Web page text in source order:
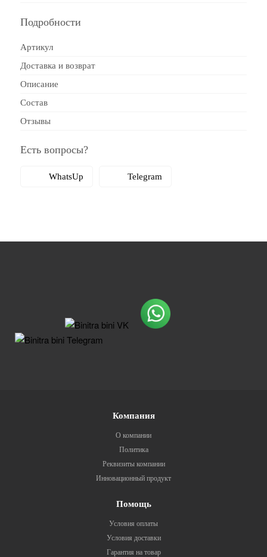
Подробности
Артикул
Доставка и возврат
Описание
Состав
Отзывы
Есть вопросы?
WhatsUp Telegram
Компания
О компании
Политика
Реквизиты компании
Инновационный продукт
Помощь
Условия оплаты
Условия доставки
Гарантия на товар